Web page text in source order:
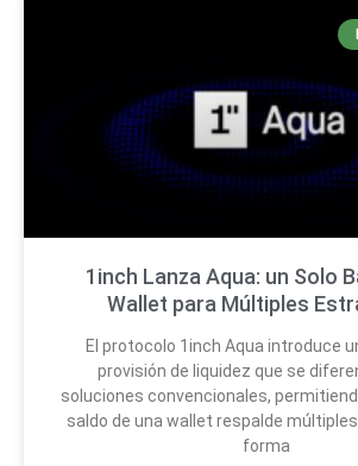
1inch Lanza Aqua: un Solo
Wallet para Múltiples
El protocolo 1inch Aqua introduce
provisión de liquidez que se
soluciones convencionales,
saldo de una wallet respalde
forma